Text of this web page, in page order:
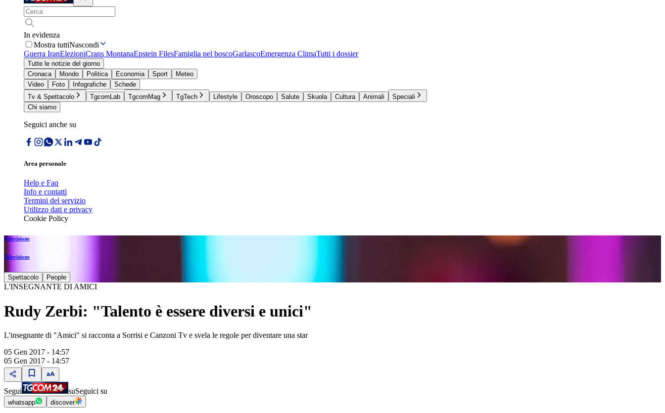
In evidenza
Mostra tuttiNascondi
Guerra IranElezioniCrans MontanaEpstein FilesFamiglia nel boscoGarlascoEmergenza ClimaTutti i dossier
Tutte le notizie del giorno
Cronaca
Mondo Politica Economia Sport
Meteo
Video
Foto Infografiche
Schede
Tv & Spettacolo
TgcomLab TgcomMag TgTech Lifestyle Oroscopo Salute Skuola Cultura Animali
Speciali
Chi siamo
Seguici anche su
Area personale
Help e Faq
Info e contatti
Termini del servizio
Utilizzo dati e privacy
Cookie Policy
Televisione
Televisione
Spettacolo People
L'INSEGNANTE DI AMICI
Rudy Zerbi: "Talento è essere diversi e unici"
L'insegnante di "Amici" si racconta a Sorrisi e Canzoni Tv e svela le regole per diventare una star
05 Gen 2017 - 14:57
05 Gen 2017 - 14:57
Segui suSeguici su
whatsapp discover